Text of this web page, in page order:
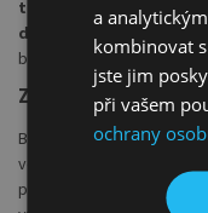
temperové techniky ,
detaily
. Tento nástroj
barvou, což umožňuje
Začátečníci i
Bez ohledu na vaši
volbou jak pro
pro
profesionální
a
kombinovat
jste jim
při vašem
ochrany